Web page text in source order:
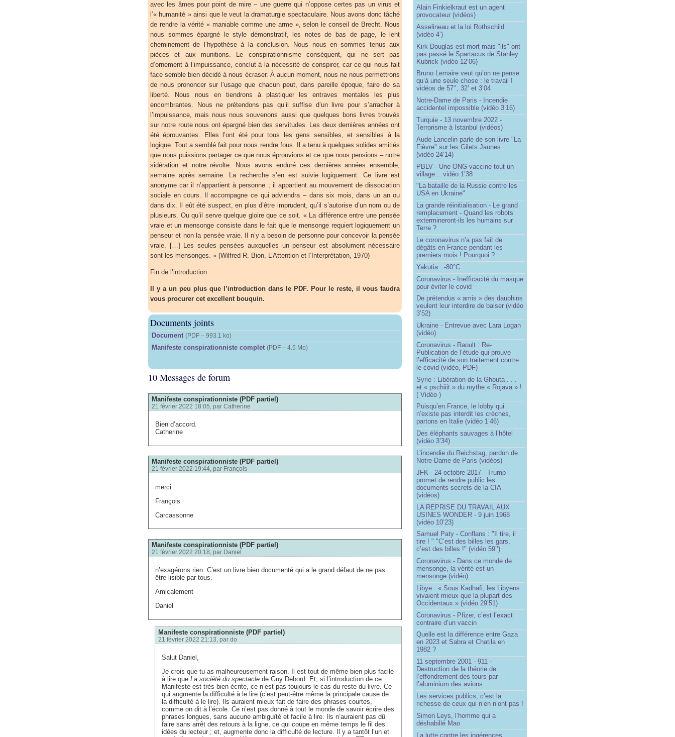
avec les âmes pour point de mire – une guerre qui n’oppose certes pas un virus et
l’« humanité » ainsi que le veut la dramaturgie spectaculaire. Nous avons donc tâché
de rendre la vérité « maniable comme une arme », selon le conseil de Brecht. Nous
nous sommes épargné le style démonstratif, les notes de bas de page, le lent
cheminement de l’hypothèse à la conclusion. Nous nous en sommes tenus aux
pièces et aux munitions. Le conspirationnisme conséquent, qui ne sert pas
d’ornement à l’impuissance, conclut à la nécessité de conspirer, car ce qui nous fait
face semble bien décidé à nous écraser. À aucun moment, nous ne nous permettrons
de nous prononcer sur l’usage que chacun peut, dans pareille époque, faire de sa
liberté. Nous nous en tiendrons à plastiquer les entraves mentales les plus
encombrantes. Nous ne prétendons pas qu’il suffise d’un livre pour s’arracher à
l’impuissance, mais nous nous souvenons aussi que quelques bons livres trouvés
sur notre route nous ont épargné bien des servitudes. Les deux dernières années ont
été éprouvantes. Elles l’ont été pour tous les gens sensibles, et sensibles à la
logique. Tout a semblé fait pour nous rendre fous. Il a tenu à quelques solides amitiés
que nous puissions partager ce que nous éprouvions et ce que nous pensions – notre
sidération et notre révolte. Nous avons enduré ces dernières années ensemble,
semaine après semaine. La recherche s’en est suivie logiquement. Ce livre est
anonyme car il n’appartient à personne ; il appartient au mouvement de dissociation
sociale en cours. Il accompagne ce qui adviendra – dans six mois, dans un an ou
dans dix. Il eût été suspect, en plus d’être imprudent, qu’il s’autorise d’un nom ou de
plusieurs. Ou qu’il serve quelque gloire que ce soit. « La différence entre une pensée
vraie et un mensonge consiste dans le fait que le mensonge requiert logiquement un
penseur et non la pensée vraie. Il n’y a besoin de personne pour concevoir la pensée
vraie. […] Les seules pensées auxquelles un penseur est absolument nécessaire
sont les mensonges. » (Wilfred R. Bion, L’Attention et l’Interprétation, 1970)
Fin de l’introduction
Il y a un peu plus que l’introduction dans le PDF. Pour le reste, il vous faudra
vous procurer cet excellent bouquin.
Documents joints
Document (PDF – 993.1 ko)
Manifeste conspirationniste complet (PDF – 4.5 Mo)
10 Messages de forum
Manifeste conspirationniste (PDF partiel)
21 février 2022 18:05, par Catherine
Bien d’accord.
Catherine
Manifeste conspirationniste (PDF partiel)
21 février 2022 19:44, par François
merci
François
Carcassonne
Manifeste conspirationniste (PDF partiel)
21 février 2022 20:18, par Daniel
n’exagérons rien. C’est un livre bien documenté qui a le grand défaut de ne pas
être lisible par tous.
Amicalement
Daniel
Manifeste conspirationniste (PDF partiel)
21 février 2022 21:13, par do
Salut Daniel,
Je crois que tu as malheureusement raison. Il est tout de même bien plus facile
à lire que La société du spectacle de Guy Debord. Et, si l’introduction de ce
Manifeste est très bien écrite, ce n’est pas toujours le cas du reste du livre. Ce
qui augmente la difficulté à le lire (c’est peut-être même la principale cause de
la difficulté à le lire). Ils auraient mieux fait de faire des phrases courtes,
comme on dit à l’école. Ce n’est pas donné à tout le monde de savoir écrire des
phrases longues, sans aucune ambiguïté et facile à lire. Ils n’auraient pas dû
faire sans arrêt des retours à la ligne, ce qui coupe en même temps le fil des
idées du lecteur ; et, augmente donc la difficulté de lecture. Il y a tantôt l’un et
Alain Finkielkraut est un agent
provocateur (vidéos)
Asselineau et la loi Rothschild
(vidéo 4’)
Kirk Douglas est mort mais "ils" ont
pas passé le Spartacus de Stanley
Kubrick (vidéo 12’06)
Bruno Lemaire veut qu’on ne pense
qu’à une seule chose : le travail !
vidéos de 57’’, 32’ et 3’04
Notre-Dame de Paris - Incendie
accidentel impossible (vidéo 3’16)
Turquie - 13 novembre 2022 -
Terrorisme à Istanbul (vidéos)
Aude Lancelin parle de son livre "La
Fièvre" sur les Gilets Jaunes
(vidéo 24’14)
PBLV - Une ONG vaccine tout un
village... vidéo 1’38
"La bataille de la Russie contre les
USA en Ukraine"
La grande réinitialisation - Le grand
remplacement - Quand les robots
extermineront-ils les humains sur
Terre ?
Le coronavirus n’a pas fait de
dégâts en France pendant les
premiers mois ! Pourquoi ?
Yakutia : -80°C
Coronavirus - Inefficacité du masque
pour éviter le covid
De prétendus « amis » des dauphins
veulent leur interdire de baiser (vidéo
3’52)
Ukraine - Entrevue avec Lara Logan
(vidéo)
Coronavirus - Raoult : Re-
Publication de l’étude qui prouve
l’efficacité de son traitement contre
le covid (vidéo, PDF)
Syrie : Libération de la Ghouta . . .
et « pschiiit » du mythe « Rojava » !
( Vidéo )
Puisqu’en France, le lobby qui
n’existe pas interdit les crèches,
partons en Italie (vidéo 1’46)
Des éléphants sauvages à l’hôtel
(vidéo 3’34)
L’incendie du Reichstag, pardon de
Notre-Dame de Paris (vidéos)
JFK - 24 octobre 2017 - Trump
promet de rendre public les
documents secrets de la CIA
(vidéos)
LA REPRISE DU TRAVAIL AUX
USINES WONDER - 9 juin 1968
(vidéo 10’23)
Samuel Paty - Conflans : "Il tire, il
tire ! " "C’est des billes les gars,
c’est des billes !" (vidéo 59’’)
Coronavirus - Dans ce monde de
mensonge, la vérité est un
mensonge (vidéo)
Libye : « Sous Kadhafi, les Libyens
vivaient mieux que la plupart des
Occidentaux » (vidéo 29’51)
Coronavirus - Pfizer, c’est l’exact
contraire d’un vaccin
Quelle est la différence entre Gaza
en 2023 et Sabra et Chatila en
1982 ?
11 septembre 2001 - 911 -
Destruction de la théorie de
l’effondrement des tours par
l’aluminium des avions
Les services publics, c’est la
richesse de ceux qui n’en n’ont pas !
Simon Leys, l’homme qui a
déshabillé Mao
La lutte contre les ingérences